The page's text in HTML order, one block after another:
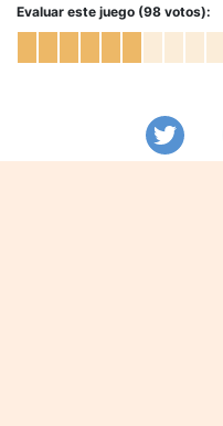
Evaluar este juego (98 votos):